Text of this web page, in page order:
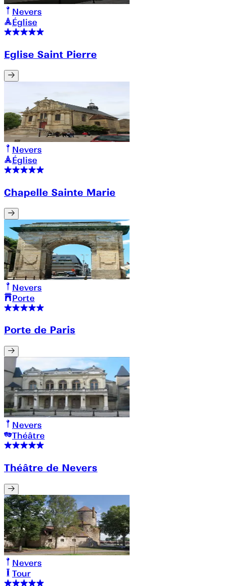
Nevers
Église
Eglise Saint Pierre
Nevers
Église
Chapelle Sainte Marie
Nevers
Porte
Porte de Paris
Nevers
Théâtre
Théâtre de Nevers
Nevers
Tour